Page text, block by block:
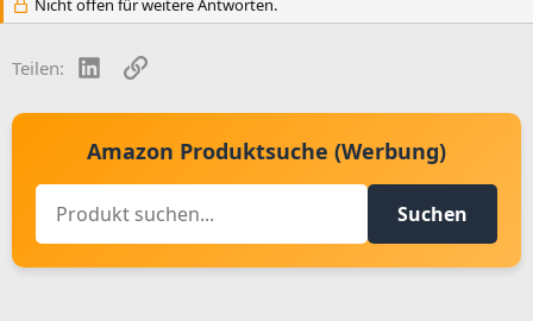
Nicht offen für weitere Antworten.
Teilen: LinkedInLink
Amazon Produktsuche (Werbung)
Suchen